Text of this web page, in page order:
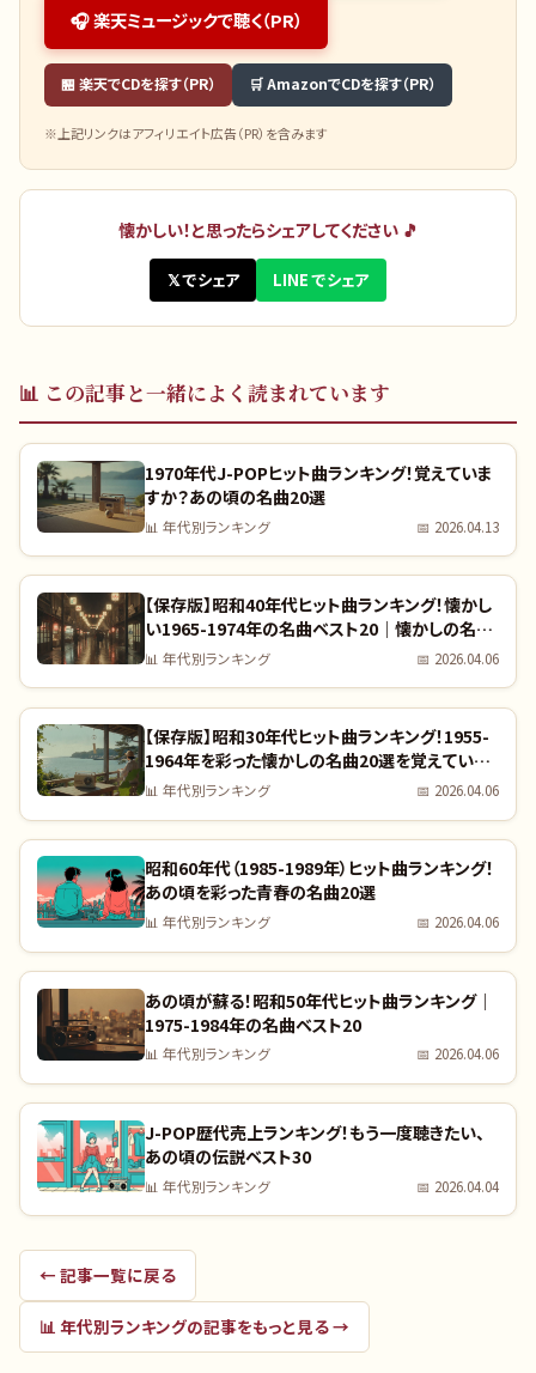
🎧 楽天ミュージックで聴く（PR）
🏪 楽天でCDを探す（PR） 🛒 AmazonでCDを探す（PR）
※上記リンクはアフィリエイト広告（PR）を含みます
懐かしい！と思ったらシェアしてください 🎵
𝕏 でシェア LINE でシェア
📊 この記事と一緒によく読まれています
1970年代J-POPヒット曲ランキング！覚えていま
すか？あの頃の名曲20選
📊 年代別ランキング 📅 2026.04.13
【保存版】昭和40年代ヒット曲ランキング！懐かし
い1965-1974年の名曲ベスト20｜懐かしの名曲
完全リスト
📊 年代別ランキング 📅 2026.04.06
【保存版】昭和30年代ヒット曲ランキング！1955-
1964年を彩った懐かしの名曲20選を覚えていま
すか？｜全曲リスト付き
📊 年代別ランキング 📅 2026.04.06
昭和60年代（1985-1989年）ヒット曲ランキング！
あの頃を彩った青春の名曲20選
📊 年代別ランキング 📅 2026.04.06
あの頃が蘇る！昭和50年代ヒット曲ランキング｜
1975-1984年の名曲ベスト20
📊 年代別ランキング 📅 2026.04.06
J-POP歴代売上ランキング！もう一度聴きたい、
あの頃の伝説ベスト30
📊 年代別ランキング 📅 2026.04.04
← 記事一覧に戻る
📊 年代別ランキングの記事をもっと見る →